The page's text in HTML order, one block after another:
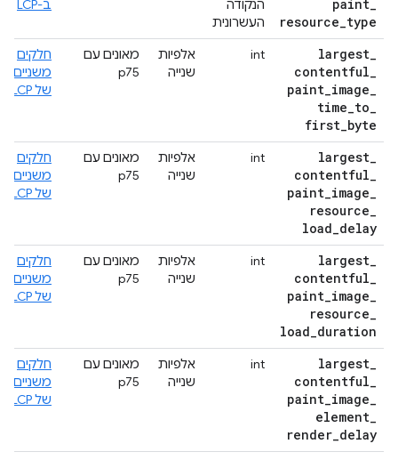
paint_
resource_type
הנקודה
העשרונית
ב-LCP
largest_
contentful_
paint_image_
time_to_
first_byte
int
אלפיות
שנייה
מאונים עם
p75
חלקים
משניים
של LCP
largest_
contentful_
paint_image_
resource_
load_delay
int
אלפיות
שנייה
מאונים עם
p75
חלקים
משניים
של LCP
largest_
contentful_
paint_image_
resource_
load_duration
int
אלפיות
שנייה
מאונים עם
p75
חלקים
משניים
של LCP
largest_
contentful_
paint_image_
element_
render_delay
int
אלפיות
שנייה
מאונים עם
p75
חלקים
משניים
של LCP